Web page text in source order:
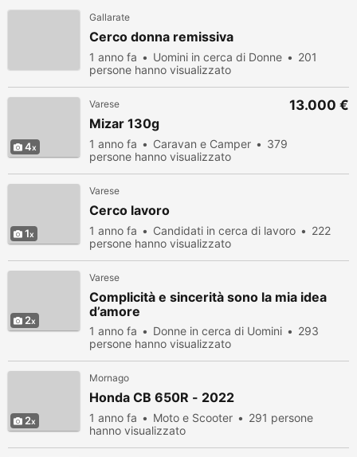
Gallarate
Cerco donna remissiva
1 anno fa Uomini in cerca di Donne
201
persone hanno visualizzato
4
Varese
Mizar 130g
1 anno fa Caravan e Camper
379
persone hanno visualizzato
13.000 €
1
Varese
Cerco lavoro
1 anno fa Candidati in cerca di lavoro
222
persone hanno visualizzato
2
Varese
Complicità e sincerità sono la mia idea
d’amore
1 anno fa Donne in cerca di Uomini
293
persone hanno visualizzato
2
Mornago
Honda CB 650R - 2022
1 anno fa Moto e Scooter
291 persone
hanno visualizzato